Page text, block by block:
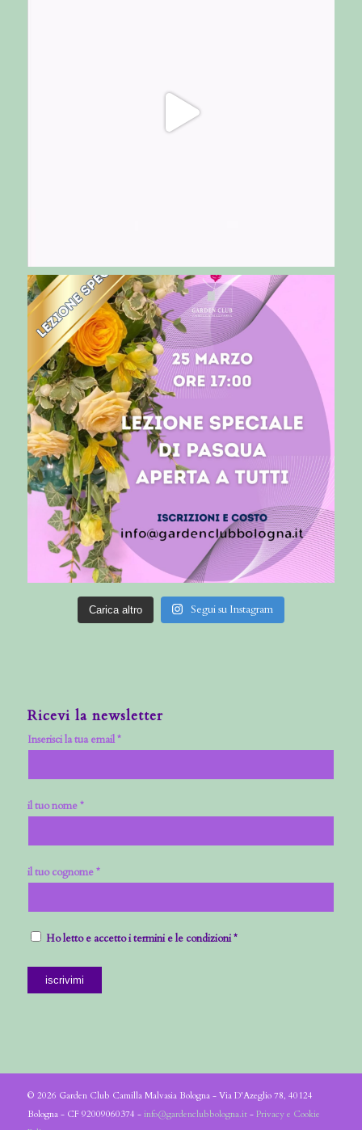
Carica altro Segui su Instagram
Ricevi la newsletter
Inserisci la tua email *
il tuo nome *
il tuo cognome *
Ho letto e accetto i termini e le condizioni *
© 2026 Garden Club Camilla Malvasia Bologna - Via D'Azeglio 78, 40124
Bologna - CF 92009060374 - info@gardenclubbologna.it- Privacy e Cookie